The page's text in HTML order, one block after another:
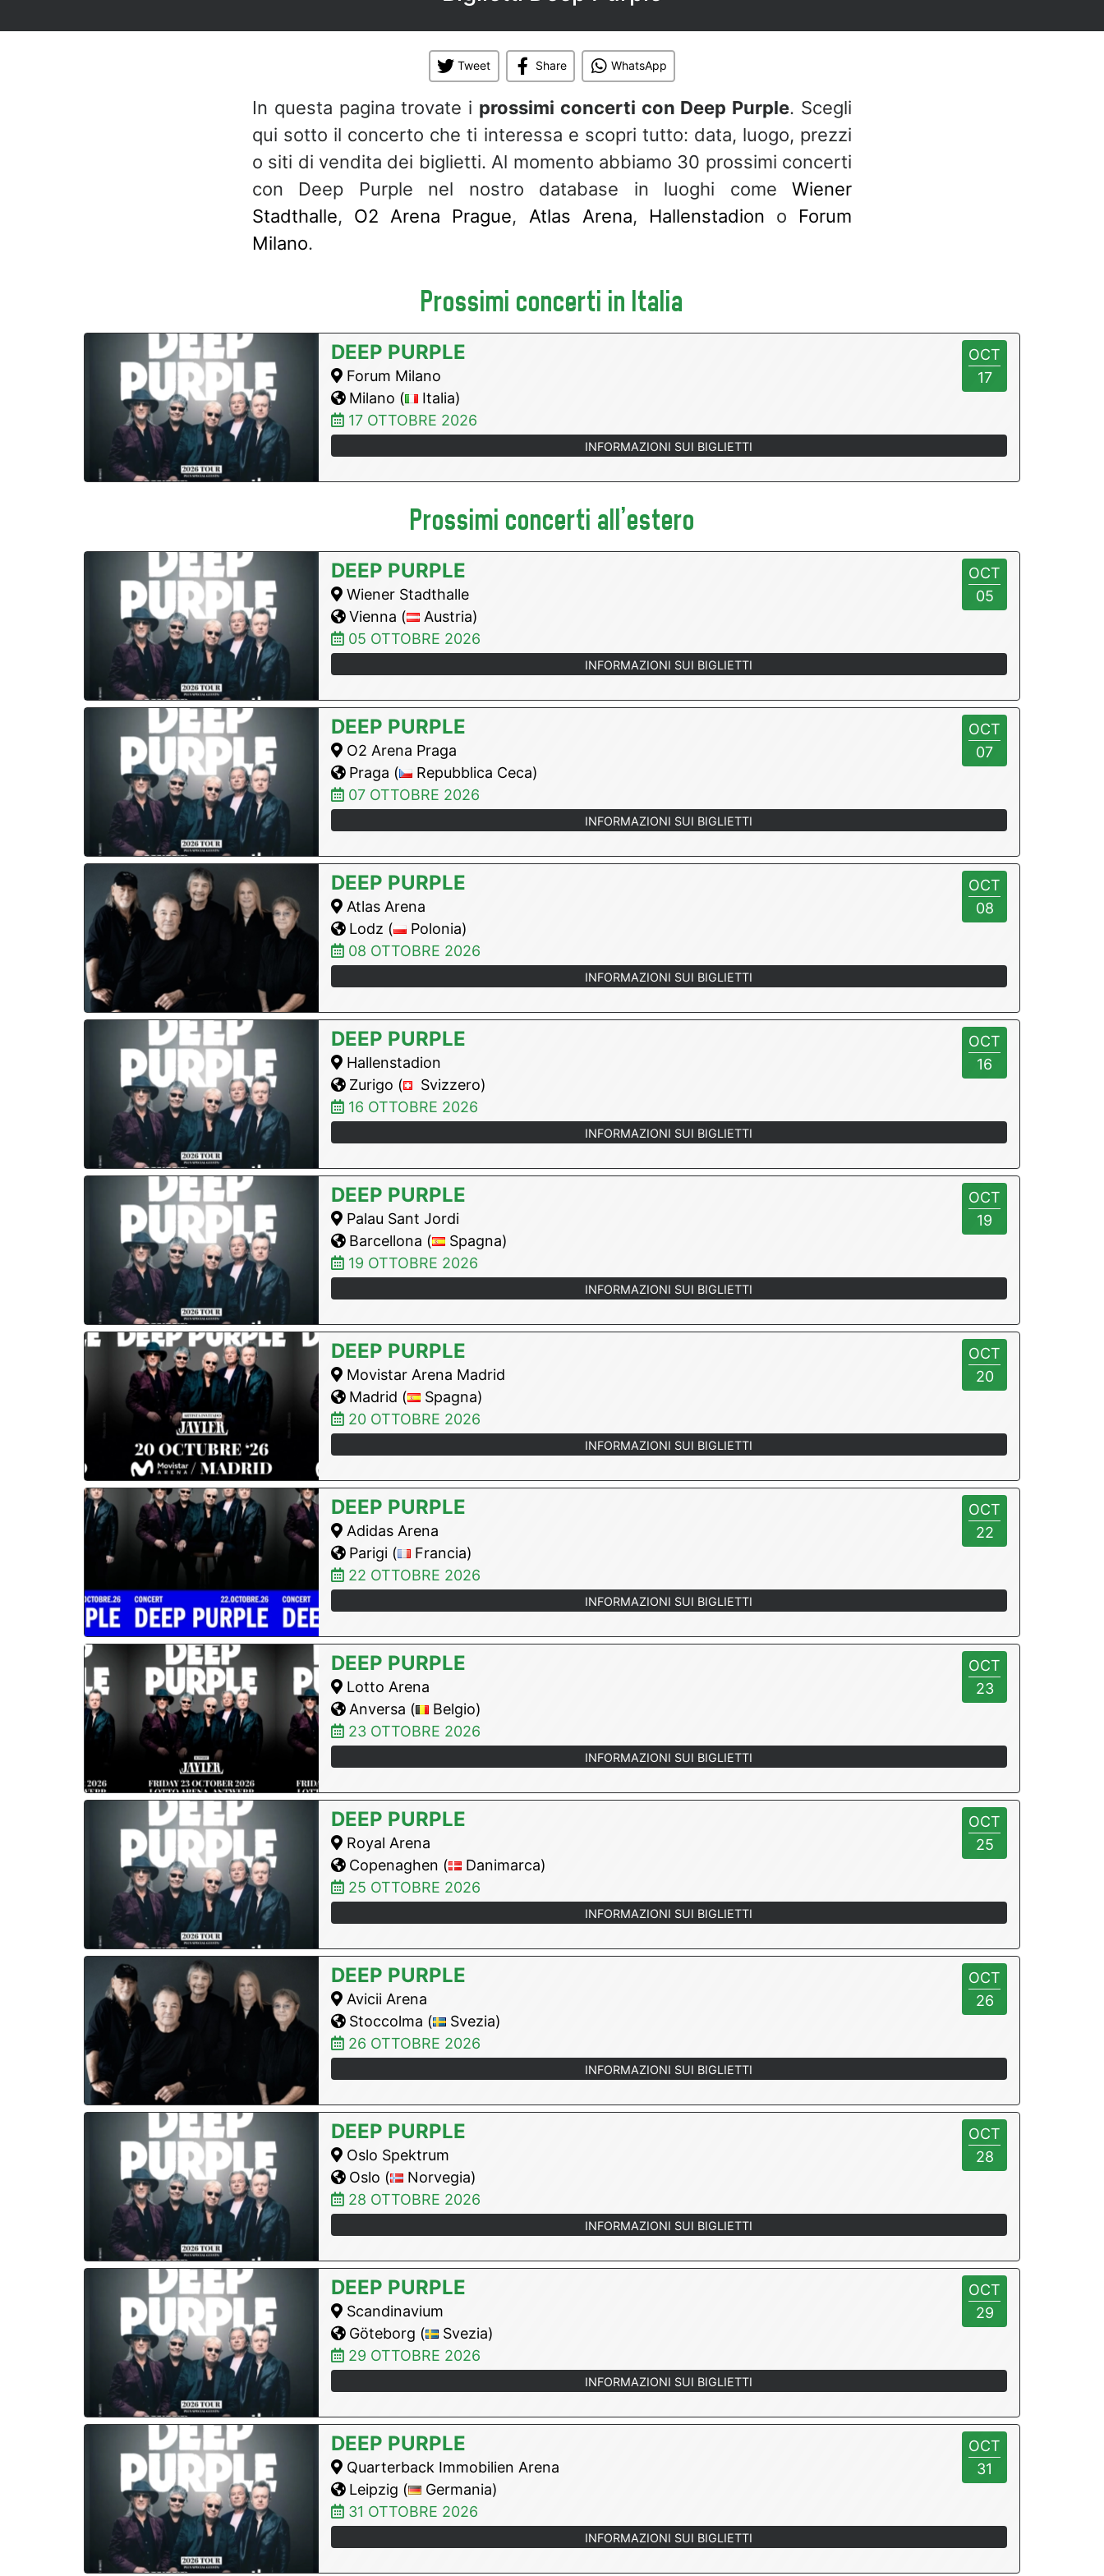
Tweet Share WhatsApp
In questa pagina trovate i prossimi concerti con Deep Purple. Scegli
qui sotto il concerto che ti interessa e scopri tutto: data, luogo, prezzi
o siti di vendita dei biglietti. Al momento abbiamo 30 prossimi concerti
con Deep Purple nel nostro database in luoghi come Wiener
Stadthalle, O2 Arena Prague, Atlas Arena, Hallenstadion o Forum
Milano.
Prossimi concerti in Italia
OCT
17
DEEP PURPLE
Forum Milano
Milano (
Italia)
17 OTTOBRE 2026
INFORMAZIONI SUI BIGLIETTI
Prossimi concerti all'estero
OCT
05
DEEP PURPLE
Wiener Stadthalle
Vienna (
Austria)
05 OTTOBRE 2026
INFORMAZIONI SUI BIGLIETTI
OCT
07
DEEP PURPLE
O2 Arena Praga
Praga (
Repubblica Ceca)
07 OTTOBRE 2026
INFORMAZIONI SUI BIGLIETTI
OCT
08
DEEP PURPLE
Atlas Arena
Lodz (
Polonia)
08 OTTOBRE 2026
INFORMAZIONI SUI BIGLIETTI
OCT
16
DEEP PURPLE
Hallenstadion
Zurigo (
Svizzero)
16 OTTOBRE 2026
INFORMAZIONI SUI BIGLIETTI
OCT
19
DEEP PURPLE
Palau Sant Jordi
Barcellona (
Spagna)
19 OTTOBRE 2026
INFORMAZIONI SUI BIGLIETTI
OCT
20
DEEP PURPLE
Movistar Arena Madrid
Madrid (
Spagna)
20 OTTOBRE 2026
INFORMAZIONI SUI BIGLIETTI
OCT
22
DEEP PURPLE
Adidas Arena
Parigi (
Francia)
22 OTTOBRE 2026
INFORMAZIONI SUI BIGLIETTI
OCT
23
DEEP PURPLE
Lotto Arena
Anversa (
Belgio)
23 OTTOBRE 2026
INFORMAZIONI SUI BIGLIETTI
OCT
25
DEEP PURPLE
Royal Arena
Copenaghen (
Danimarca)
25 OTTOBRE 2026
INFORMAZIONI SUI BIGLIETTI
OCT
26
DEEP PURPLE
Avicii Arena
Stoccolma (
Svezia)
26 OTTOBRE 2026
INFORMAZIONI SUI BIGLIETTI
OCT
28
DEEP PURPLE
Oslo Spektrum
Oslo (
Norvegia)
28 OTTOBRE 2026
INFORMAZIONI SUI BIGLIETTI
OCT
29
DEEP PURPLE
Scandinavium
Göteborg (
Svezia)
29 OTTOBRE 2026
INFORMAZIONI SUI BIGLIETTI
OCT
31
DEEP PURPLE
Quarterback Immobilien Arena
Leipzig (
Germania)
31 OTTOBRE 2026
INFORMAZIONI SUI BIGLIETTI